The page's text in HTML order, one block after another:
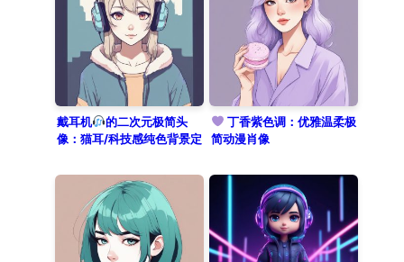
contrast. The image is rendered
with clean lines and cel shading in
a flat color style. Against a solid
color background of deep purple,
this trendy character embodies a
minimalist retro-futurism
aesthetic, perfect for a digital
戴耳机
的二次元极简头
像：猫耳/科技感纯色背景定
丁香紫色调：优雅温柔极
简动漫肖像